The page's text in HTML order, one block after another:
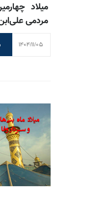
میلاد
مردمی
1404/11/05